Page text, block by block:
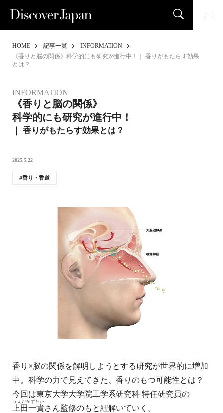
HOME 記事一覧
INFORMATION
《香りと脳の関係》科学的にも研究が進行中！｜ 香りがもたらす効果
とは？
INFORMATION
《香りと脳の関係》
科学的にも研究が進行中！
｜ 香りがもたらす効果とは？
2025.5.22
香り・香道
香り×脳の関係を解明しようとする研究が世界的に増加
中。科学の力で見えてきた、香りのもつ可能性とは？
今回は東京大学大学院工学系研究科 特任研究員の
上田一貴
うえだかずたか
さん監修のもと紐解いていく。